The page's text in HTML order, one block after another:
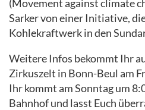
(Movement against climate
Sarker von einer Initiative,
Kohlekraftwerk in den
Weitere Infos bekommt Ihr
Zirkuszelt in Bonn-Beul am
Ihr kommt am Sonntag um
Bahnhof und lasst Euch